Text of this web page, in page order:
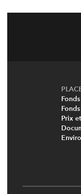
Prix